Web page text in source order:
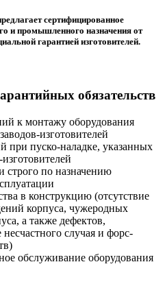
сертифицированное
и промышленного назначения от
гарантией изготовителей.
обязательств
к монтажу оборудования
изготовителей
при пуско-наладке, указанных
строго по назначению
в конструкцию (отсутствие
корпуса, чужеродных
а также дефектов,
случая и форс-
обслуживание оборудования